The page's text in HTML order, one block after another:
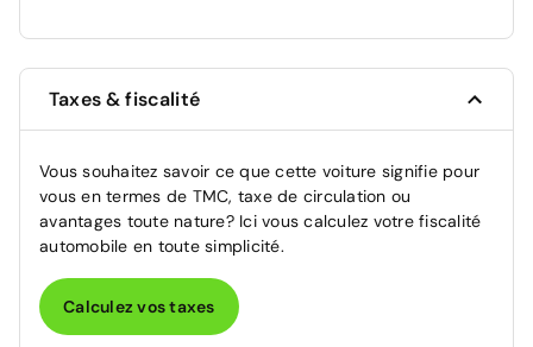
Taxes & fiscalité
Vous souhaitez savoir ce que cette voiture signifie pour
vous en termes de TMC, taxe de circulation ou
avantages toute nature? Ici vous calculez votre fiscalité
automobile en toute simplicité.
Calculez vos taxes